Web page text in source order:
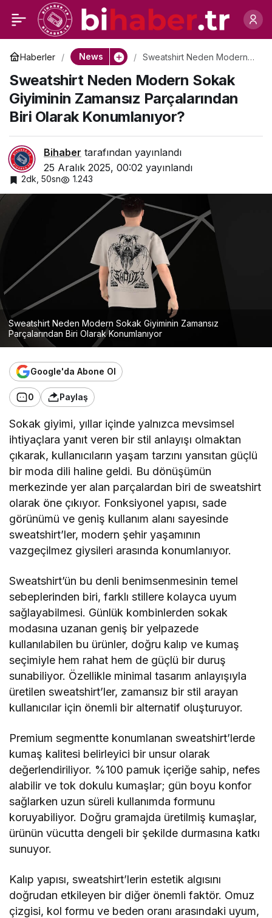
Haberler News
Sweatshirt Neden Modern
Parçalarından Biri Olarak
Konumlanıyor?
Sweatshirt Neden Modern Sokak
Giyiminin Zamansız Parçalarından
Biri Olarak Konumlanıyor?
Bihaber tarafından yayınlandı
25 Aralık 2025, 00:02 yayınlandı
2dk, 50sn 1.243
Sweatshirt Neden Modern Sokak Giyiminin Zamansız
Parçalarından Biri Olarak Konumlanıyor
Google'da Abone Ol
0 Paylaş
Sokak giyimi, yıllar içinde yalnızca mevsimsel
ihtiyaçlara yanıt veren bir stil anlayışı olmaktan
çıkarak, kullanıcıların yaşam tarzını yansıtan güçlü
bir moda dili haline geldi. Bu dönüşümün
merkezinde yer alan parçalardan biri de sweatshirt
olarak öne çıkıyor. Fonksiyonel yapısı, sade
görünümü ve geniş kullanım alanı sayesinde
sweatshirt’ler, modern şehir yaşamının
vazgeçilmez giysileri arasında konumlanıyor.
Sweatshirt’ün bu denli benimsenmesinin temel
sebeplerinden biri, farklı stillere kolayca uyum
sağlayabilmesi. Günlük kombinlerden sokak
modasına uzanan geniş bir yelpazede
kullanılabilen bu ürünler, doğru kalıp ve kumaş
seçimiyle hem rahat hem de güçlü bir duruş
sunabiliyor. Özellikle minimal tasarım anlayışıyla
üretilen sweatshirt’ler, zamansız bir stil arayan
kullanıcılar için önemli bir alternatif oluşturuyor.
Premium segmentte konumlanan sweatshirt’lerde
kumaş kalitesi belirleyici bir unsur olarak
değerlendiriliyor. %100 pamuk içeriğe sahip, nefes
alabilir ve tok dokulu kumaşlar; gün boyu konfor
sağlarken uzun süreli kullanımda formunu
koruyabiliyor. Doğru gramajda üretilmiş kumaşlar,
ürünün vücutta dengeli bir şekilde durmasına katkı
sunuyor.
Kalıp yapısı, sweatshirt’lerin estetik algısını
doğrudan etkileyen bir diğer önemli faktör. Omuz
çizgisi, kol formu ve beden oranı arasındaki uyum,
İşe Giriş Sağlık Raporu
Alırken Nelere Dikkat
Edilmelidir?
0 Paylaş